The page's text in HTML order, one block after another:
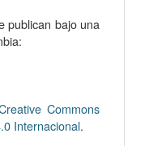
publican bajo una
Commons
Internacional.